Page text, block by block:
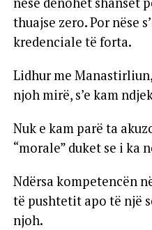
thuajse zero. Por nëse
kredenciale të forta.
Lidhur me
njoh mirë, s’e kam
Nuk e kam parë ta
“morale” duket se i ka
Ndërsa kompetencën
të pushtetit apo të një
njoh.